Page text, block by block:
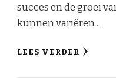
succes en de groei
kunnen variëren …
LEES VERDER